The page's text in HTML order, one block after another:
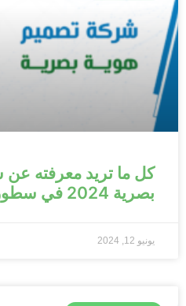
كل ما تريد معرفته عن
بصرية 2024 في سطور
يونيو 12, 2024